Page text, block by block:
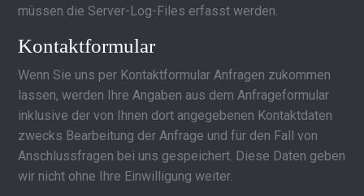
müssen die Server-Log-Files erfasst werden.
Kontaktformular
Wenn Sie uns per Kontaktformular Anfragen zukommen
lassen, werden Ihre Angaben aus dem Anfrageformular
inklusive der von Ihnen dort angegebenen Kontaktdaten
zwecks Bearbeitung der Anfrage und für den Fall von
Anschlussfragen bei uns gespeichert. Diese Daten geben
wir nicht ohne Ihre Einwilligung weiter.